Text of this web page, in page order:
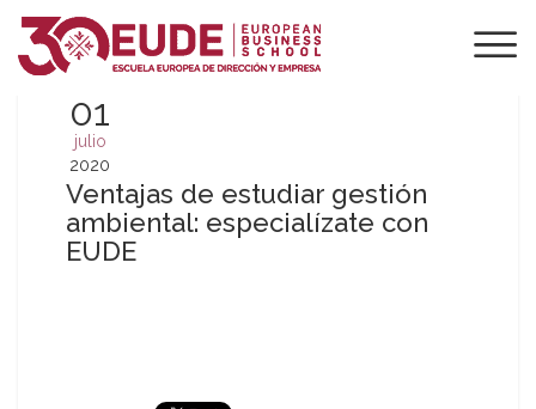
01
julio
2020
Ventajas de estudiar gestión
ambiental: especialízate con
EUDE